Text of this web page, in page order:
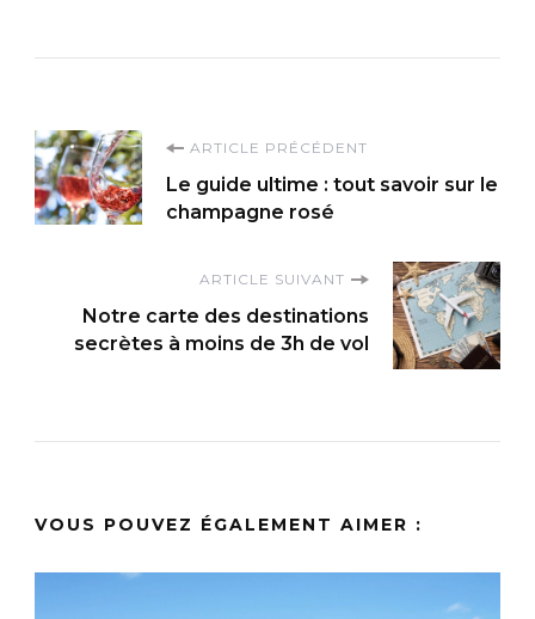
Navigation
d'article
ARTICLE PRÉCÉDENT
Le guide ultime : tout savoir sur le
champagne rosé
ARTICLE SUIVANT
Notre carte des destinations
secrètes à moins de 3h de vol
VOUS POUVEZ ÉGALEMENT AIMER :